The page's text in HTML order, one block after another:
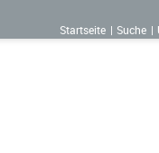
Startseite
Suche